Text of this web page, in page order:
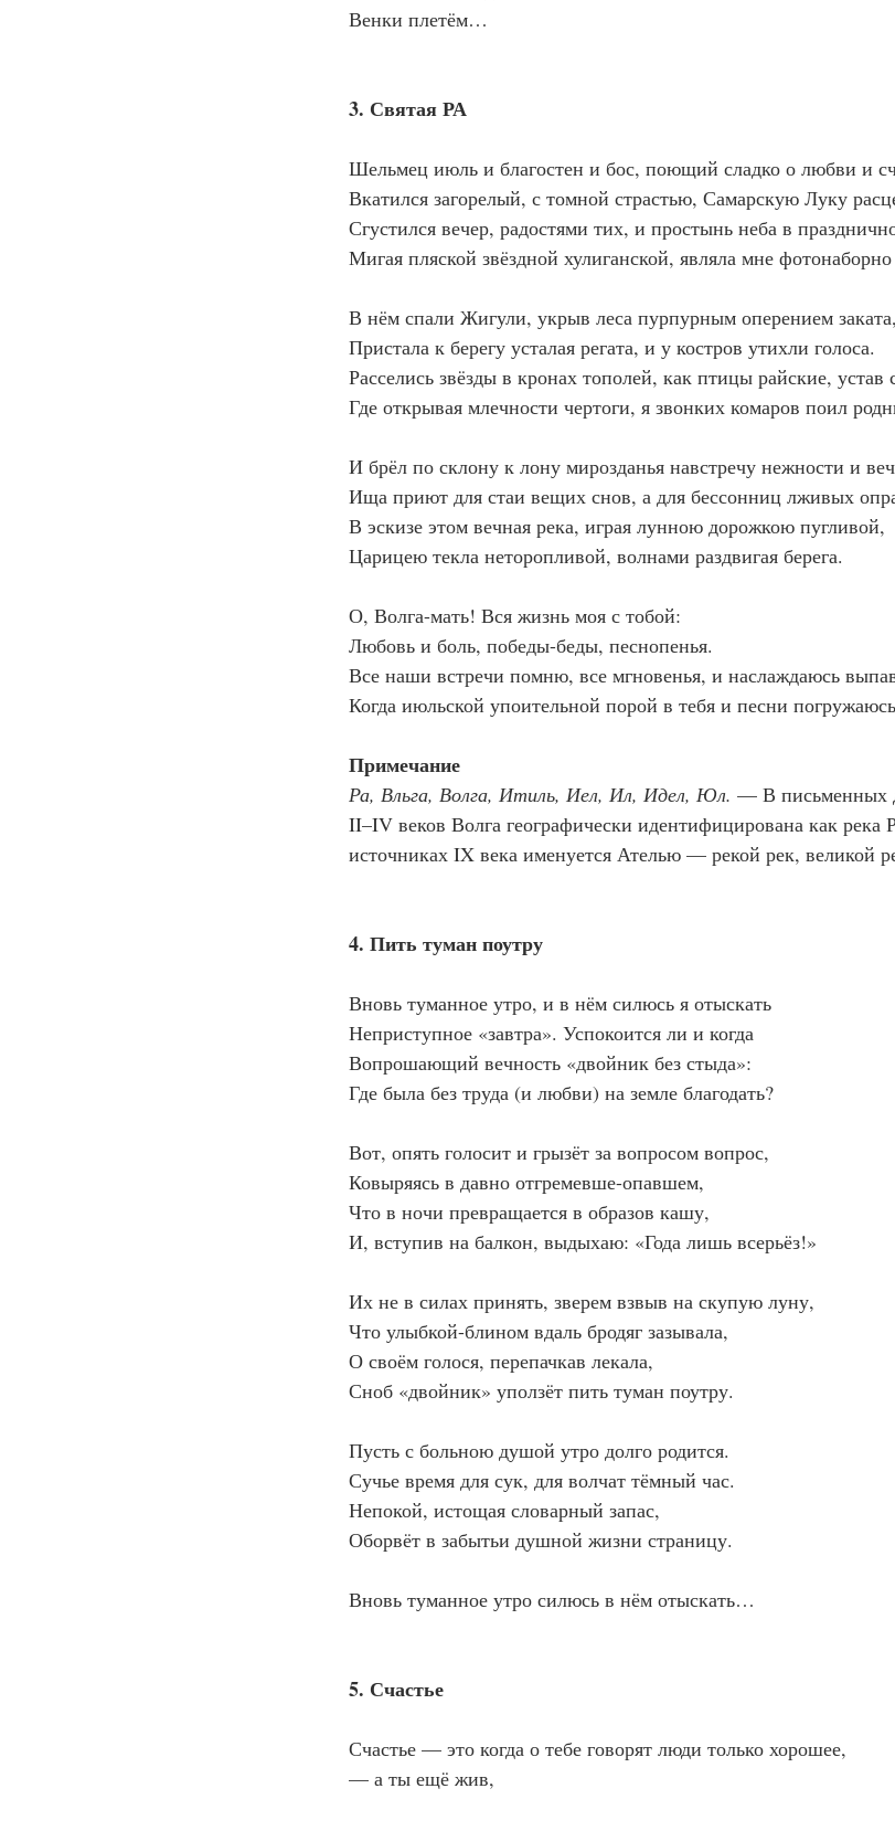
Венки плетём…
3. Святая РА
Шельмец июль и благостен и бос, поющий сладко о любви и
Вкатился загорелый, с томной страстью, Самарскую Луку
Сгустился вечер, радостями тих, и простынь неба в
Мигая пляской звёздной хулиганской, являла мне
В нём спали Жигули, укрыв леса пурпурным оперением заката,
Пристала к берегу усталая регата, и у костров утихли голоса.
Расселись звёзды в кронах тополей, как птицы райские, устав
Где открывая млечности чертоги, я звонких комаров поил
И брёл по склону к лону мирозданья навстречу нежности и
Ища приют для стаи вещих снов, а для бессонниц лживых
В эскизе этом вечная река, играя лунною дорожкою пугливой,
Царицею текла неторопливой, волнами раздвигая берега.
О, Волга-мать! Вся жизнь моя с тобой:
Любовь и боль, победы-беды, песнопенья.
Все наши встречи помню, все мгновенья, и наслаждаюсь
Когда июльской упоительной порой в тебя и песни
Примечание
Ра, Вльга, Волга, Итиль, Иел, Ил, Идел, Юл. — В письменных
II–IV веков Волга географически идентифицирована как
источниках IX века именуется Ателью — рекой рек, великой
4. Пить туман поутру
Вновь туманное утро, и в нём силюсь я отыскать
Неприступное «завтра». Успокоится ли и когда
Вопрошающий вечность «двойник без стыда»:
Где была без труда (и любви) на земле благодать?
Вот, опять голосит и грызёт за вопросом вопрос,
Ковыряясь в давно отгремевше-опавшем,
Что в ночи превращается в образов кашу,
И, вступив на балкон, выдыхаю: «Года лишь всерьёз!»
Их не в силах принять, зверем взвыв на скупую луну,
Что улыбкой-блином вдаль бродяг зазывала,
О своём голося, перепачкав лекала,
Сноб «двойник» уползёт пить туман поутру.
Пусть с больною душой утро долго родится.
Сучье время для сук, для волчат тёмный час.
Непокой, истощая словарный запас,
Оборвёт в забытьи душной жизни страницу.
Вновь туманное утро силюсь в нём отыскать…
5. Счастье
Счастье — это когда о тебе говорят люди только хорошее,
— а ты ещё жив,